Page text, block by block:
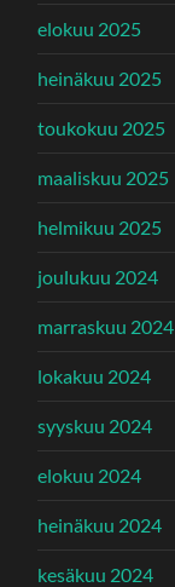
elokuu 2025
heinäkuu 2025
toukokuu 2025
maaliskuu 2025
helmikuu 2025
joulukuu 2024
marraskuu 2024
lokakuu 2024
syyskuu 2024
elokuu 2024
heinäkuu 2024
kesäkuu 2024